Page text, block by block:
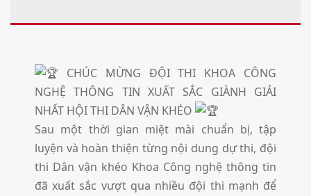
CHÚC MỪNG ĐỘI THI KHOA CÔNG
NGHỆ THÔNG TIN XUẤT SẮC GIÀNH GIẢI
NHẤT HỘI THI DÂN VẬN KHÉO
Sau một thời gian miệt mài chuẩn bị, tập
luyện và hoàn thiện từng nội dung dự thi, đội
thi Dân vận khéo Khoa Công nghệ thông tin
đã xuất sắc vượt qua nhiều đội thi mạnh để